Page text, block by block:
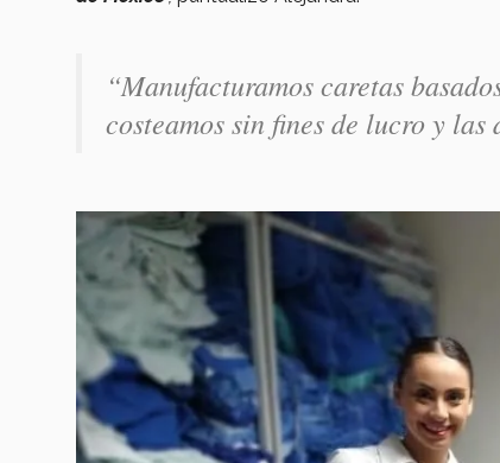
“Manufacturamos caretas
costeamos sin fines de lucro y